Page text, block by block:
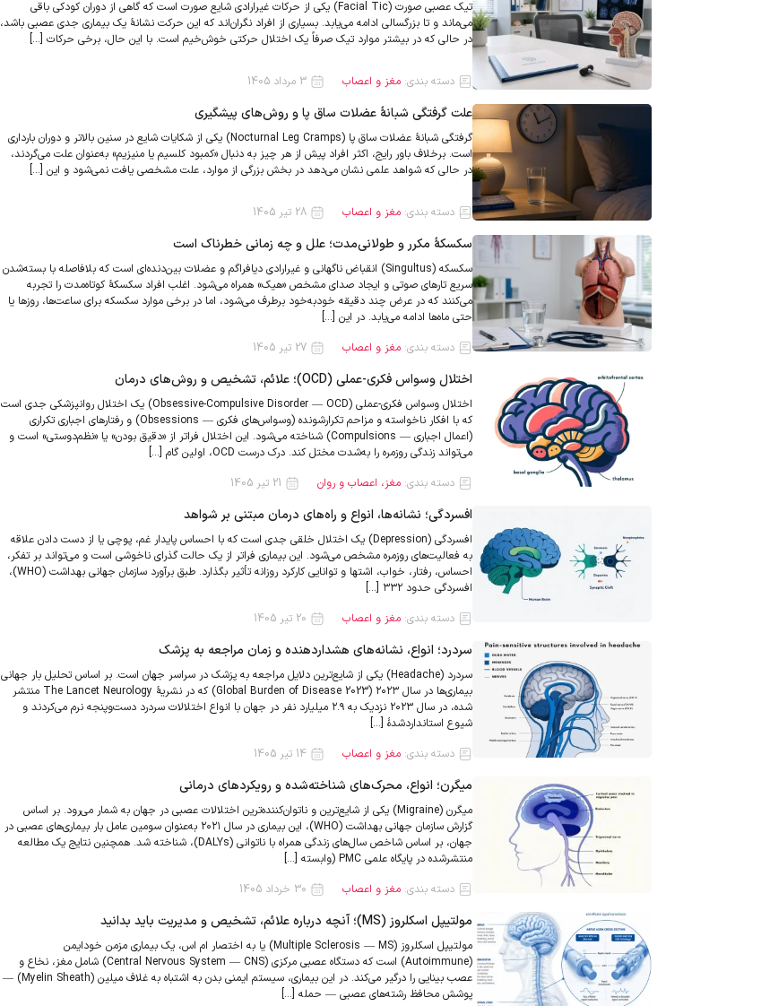
تیک عصبی صورت (Facial Tic) یکی از حرکات غیرارادی شایع صورت است که گاهی از دوران کودکی باقی
می‌ماند و تا بزرگسالی ادامه می‌یابد. بسیاری از افراد نگران‌اند که این حرکت نشانهٔ یک بیماری جدی عصبی باشد،
در حالی که در بیشتر موارد تیک صرفاً یک اختلال حرکتی خوش‌خیم است. با این حال، برخی حرکات […]
دسته بندی: مغز و اعصاب
علت گرفتگی شبانهٔ عضلات ساق پا و روش‌های پیشگیری
گرفتگی شبانهٔ عضلات ساق پا (Nocturnal Leg Cramps) یکی از شکایات شایع در سنین بالاتر و دوران بارداری
است. برخلاف باور رایج، اکثر افراد پیش از هر چیز به دنبال «کمبود کلسیم یا منیزیم» به‌عنوان علت می‌گردند،
در حالی که شواهد علمی نشان می‌دهد در بخش بزرگی از موارد، علت مشخصی یافت نمی‌شود و این […]
دسته بندی: مغز و اعصاب
سکسکهٔ مکرر و طولانی‌مدت؛ علل و چه زمانی خطرناک است
سکسکه (Singultus) انقباض ناگهانی و غیرارادی دیافراگم و عضلات بین‌دنده‌ای است که بلافاصله با بسته‌شدن
سریع تارهای صوتی و ایجاد صدای مشخص «هیک» همراه می‌شود. اغلب افراد سکسکهٔ کوتاه‌مدت را تجربه
می‌کنند که در عرض چند دقیقه خودبه‌خود برطرف می‌شود، اما در برخی موارد سکسکه برای ساعت‌ها، روزها یا
حتی ماه‌ها ادامه می‌یابد. در این […]
دسته بندی: مغز و اعصاب
اختلال وسواس فکری-عملی (OCD)؛ علائم، تشخیص و روش‌های درمان
اختلال وسواس فکری-عملی (Obsessive-Compulsive Disorder — OCD) یک اختلال روانپزشکی جدی است
که با افکار ناخواسته و مزاحم تکرارشونده (وسواس‌های فکری — Obsessions) و رفتارهای اجباری تکراری
(اعمال اجباری — Compulsions) شناخته می‌شود. این اختلال فراتر از «دقیق بودن» یا «نظم‌دوستی» است و
می‌تواند زندگی روزمره را به‌شدت مختل کند. درک درست OCD، اولین گام […]
دسته بندی: مغز، اعصاب و روان
افسردگی؛ نشانه‌ها، انواع و راه‌های درمان مبتنی بر شواهد
افسردگی (Depression) یک اختلال خلقی جدی است که با احساس پایدار غم، پوچی یا از دست دادن علاقه
به فعالیت‌های روزمره مشخص می‌شود. این بیماری فراتر از یک حالت گذرای ناخوشی است و می‌تواند بر تفکر،
احساس، رفتار، خواب، اشتها و توانایی کارکرد روزانه تأثیر بگذارد. طبق برآورد سازمان جهانی بهداشت (WHO)،
افسردگی حدود ۳۳۲ […]
دسته بندی: مغز و اعصاب
سردرد؛ انواع، نشانه‌های هشداردهنده و زمان مراجعه به پزشک
سردرد (Headache) یکی از شایع‌ترین دلایل مراجعه به پزشک در سراسر جهان است. بر اساس تحلیل بار جهانی
بیماری‌ها در سال ۲۰۲۳ (Global Burden of Disease 2023) که در نشریهٔ The Lancet Neurology منتشر
شده، در سال ۲۰۲۳ نزدیک به ۲.۹ میلیارد نفر در جهان با انواع اختلالات سردرد دست‌وپنجه نرم می‌کردند و
شیوع استانداردشدهٔ […]
دسته بندی: مغز و اعصاب
میگرن؛ انواع، محرک‌های شناخته‌شده و رویکردهای درمانی
میگرن (Migraine) یکی از شایع‌ترین و ناتوان‌کننده‌ترین اختلالات عصبی در جهان به شمار می‌رود. بر اساس
گزارش سازمان جهانی بهداشت (WHO)، این بیماری در سال ۲۰۲۱ به‌عنوان سومین عامل بار بیماری‌های عصبی در
جهان، بر اساس شاخص سال‌های زندگی همراه با ناتوانی (DALYs)، شناخته شد. همچنین نتایج یک مطالعه
منتشرشده در پایگاه علمی PMC (وابسته […]
دسته بندی: مغز و اعصاب
مولتیپل اسکلروز (MS)؛ آنچه درباره علائم، تشخیص و مدیریت باید بدانید
مولتیپل اسکلروز (Multiple Sclerosis — MS) یا به اختصار ام اس، یک بیماری مزمن خودایمن
(Autoimmune) است که دستگاه عصبی مرکزی (Central Nervous System — CNS) شامل مغز، نخاع و
عصب بینایی را درگیر می‌کند. در این بیماری، سیستم ایمنی بدن به اشتباه به غلاف میلین (Myelin Sheath) —
پوشش محافظ رشته‌های عصبی — حمله […]